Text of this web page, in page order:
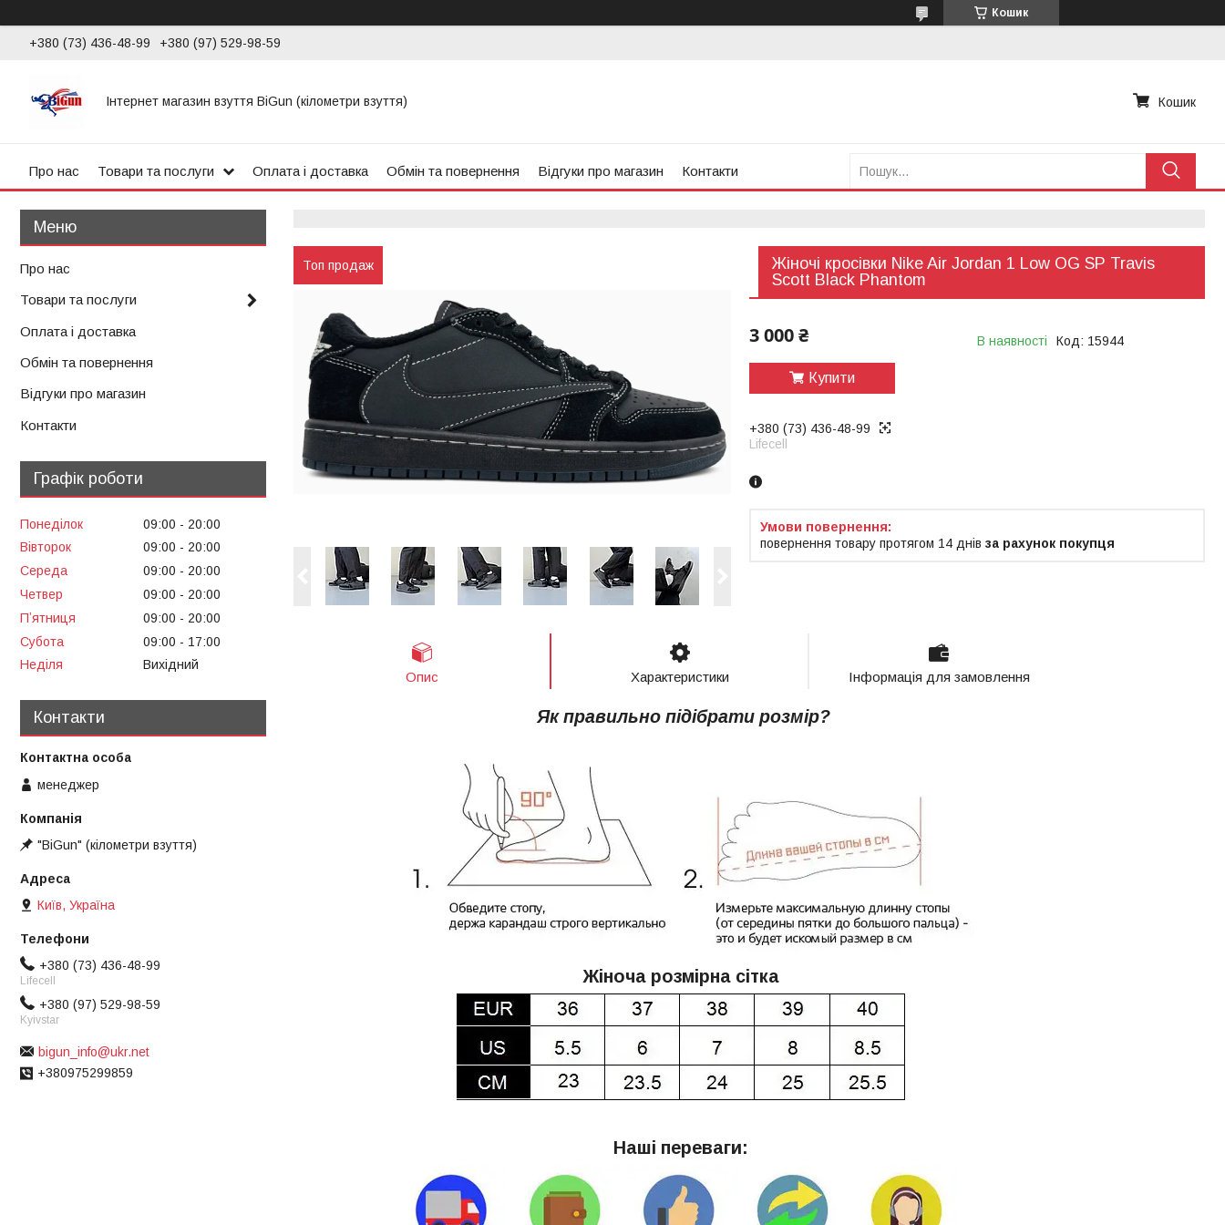
Кошик
+380 (73) 436-48-99 +380 (97) 529-98-59
Інтернет магазин взуття BiGun (кілометри взуття) Кошик
Про нас Товари та послуги Оплата і доставка Обмін та повернення Відгуки про магазин Контакти
Топ продаж
Жіночі кросівки Nike Air Jordan 1 Low OG SP Travis
Scott Black Phantom
3 000 ₴ В наявності Код: 15944
Купити
+380 (73) 436-48-99
Lifecell
повернення товару протягом 14 днів за рахунок покупця
Опис Характеристики Інформація для замовлення
Як правильно підібрати розмір?
Жіноча розмірна сітка
Наші переваги:
Про нас
Товари та послуги
Оплата і доставка
Обмін та повернення
Відгуки про магазин
Контакти
Графік роботи
Понеділок 09:00
20:00
Вівторок
09:00
20:00
Середа
09:00
20:00
Четвер
09:00
20:00
Пʼятниця
09:00
20:00
Субота
09:00
17:00
Неділя
Вихідний
Контакти
менеджер
"BiGun" (кілометри взуття)
Київ, Україна
+380 (73) 436-48-99
Lifecell
+380 (97) 529-98-59
Kyivstar
bigun_info@ukr.net
+380975299859